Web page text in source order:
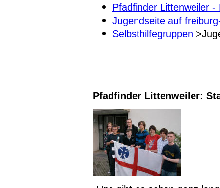
Pfadfinder Littenweiler -
Jugendseite auf
Selbsthilfegruppen
Pfadfinder Littenweiler: